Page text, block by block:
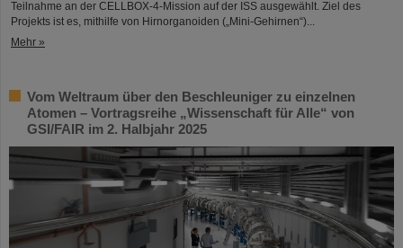
Teilnahme an der CELLBOX-4-Mission auf der ISS ausgewählt. Ziel des
Projekts ist es, mithilfe von Hirnorganoiden („Mini-Gehirnen“)...
Mehr »
Vom Weltraum über den Beschleuniger zu einzelnen
Atomen – Vortragsreihe „Wissenschaft für Alle“ von
GSI/FAIR im 2. Halbjahr 2025